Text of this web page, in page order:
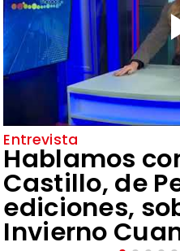
Entrevista
Hablamos
Castillo, de
ediciones,
Invierno